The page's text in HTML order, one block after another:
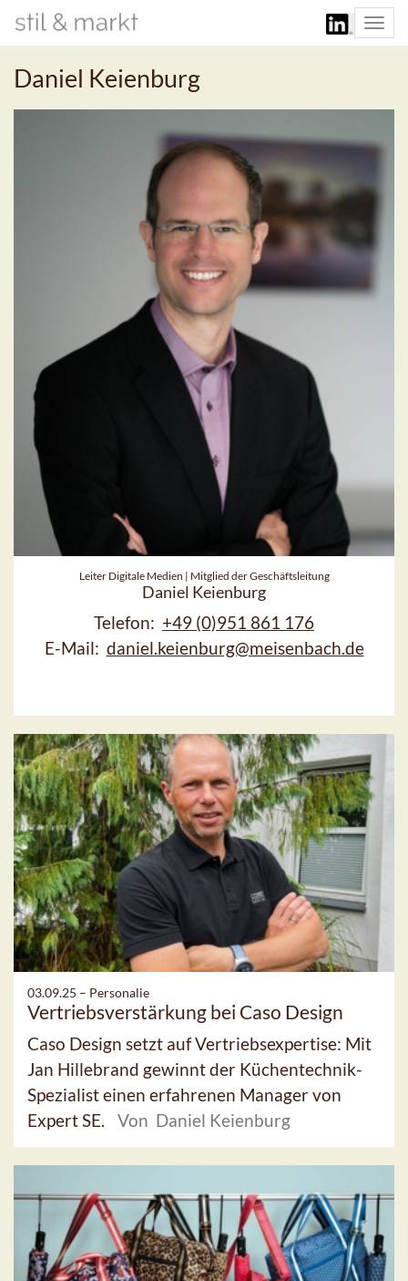
Daniel Keienburg
Leiter Digitale Medien | Mitglied der Geschäftsleitung
Daniel Keienburg
Telefon: +49 (0)951 861 176
E-Mail: daniel.keienburg@meisenbach.de
03.09.25 – Personalie
Vertriebsverstärkung bei Caso Design
Caso Design setzt auf Vertriebsexpertise: Mit
Jan Hillebrand gewinnt der Küchentechnik-
Spezialist einen erfahrenen Manager von
Expert SE.
Von Daniel Keienburg